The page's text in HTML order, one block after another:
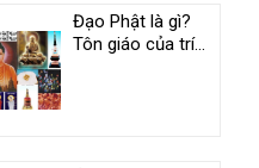
Đạo Phật là gì?
Tôn giáo của trí